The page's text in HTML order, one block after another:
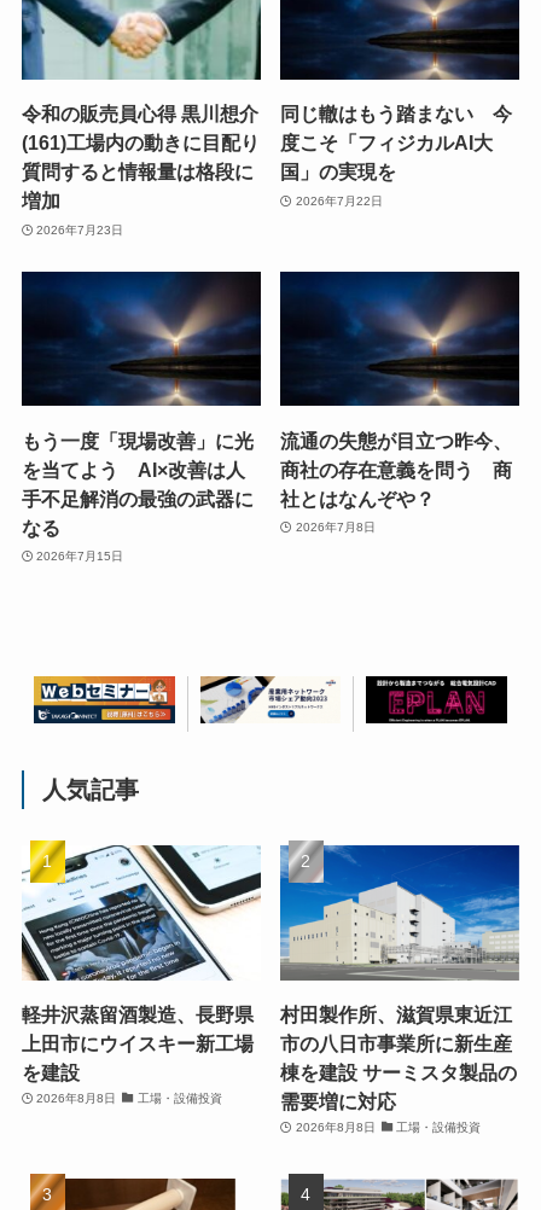
令和の販売員心得 黒川想介
(161)工場内の動きに目配り
質問すると情報量は格段に
増加
2026年7月23日
同じ轍はもう踏まない 今
度こそ「フィジカルAI大
国」の実現を
2026年7月22日
もう一度「現場改善」に光
を当てよう AI×改善は人
手不足解消の最強の武器に
なる
2026年7月15日
流通の失態が目立つ昨今、
商社の存在意義を問う 商
社とはなんぞや？
2026年7月8日
人気記事
軽井沢蒸留酒製造、長野県
上田市にウイスキー新工場
を建設
2026年8月8日 工場・設備投資
村田製作所、滋賀県東近江
市の八日市事業所に新生産
棟を建設 サーミスタ製品の
需要増に対応
2026年8月8日 工場・設備投資